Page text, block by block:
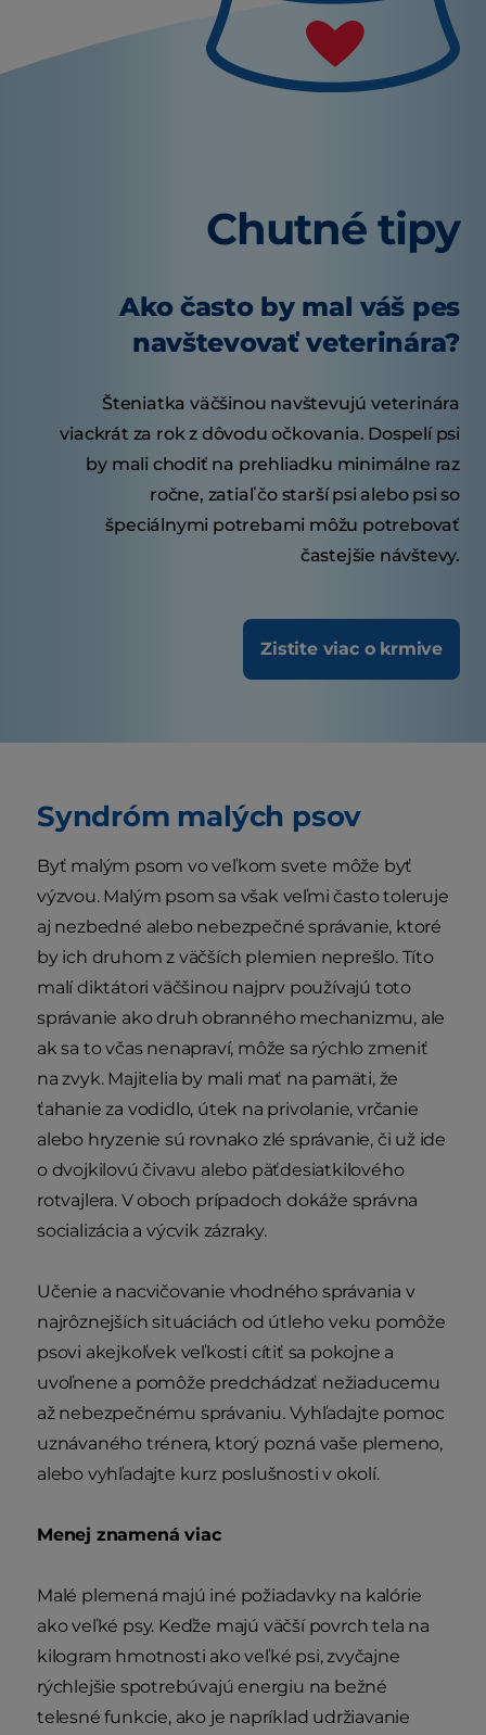
Chutné tipy
Ako často by mal váš pes
navštevovať veterinára?
Šteniatka väčšinou navštevujú veterinára
viackrát za rok z dôvodu očkovania. Dospelí psi
by mali chodiť na prehliadku minimálne raz
ročne, zatiaľ čo starší psi alebo psi so
špeciálnymi potrebami môžu potrebovať
častejšie návštevy.
Zistite viac o krmive
Syndróm malých psov
Byť malým psom vo veľkom svete môže byť
výzvou. Malým psom sa však veľmi často toleruje
aj nezbedné alebo nebezpečné správanie, ktoré
by ich druhom z väčších plemien neprešlo. Títo
malí diktátori väčšinou najprv používajú toto
správanie ako druh obranného mechanizmu, ale
ak sa to včas nenapraví, môže sa rýchlo zmeniť
na zvyk. Majitelia by mali mať na pamäti, že
ťahanie za vodidlo, útek na privolanie, vrčanie
alebo hryzenie sú rovnako zlé správanie, či už ide
o dvojkilovú čivavu alebo päťdesiatkilového
rotvajlera. V oboch prípadoch dokáže správna
socializácia a výcvik zázraky.
Učenie a nacvičovanie vhodného správania v
najrôznejších situáciách od útleho veku pomôže
psovi akejkoľvek veľkosti cítiť sa pokojne a
uvoľnene a pomôže predchádzať nežiaducemu
až nebezpečnému správaniu. Vyhľadajte pomoc
uznávaného trénera, ktorý pozná vaše plemeno,
alebo vyhľadajte kurz poslušnosti v okolí.
Menej znamená viac
Malé plemená majú iné požiadavky na kalórie
ako veľké psy. Keďže majú väčší povrch tela na
kilogram hmotnosti ako veľké psi, zvyčajne
rýchlejšie spotrebúvajú energiu na bežné
telesné funkcie, ako je napríklad udržiavanie